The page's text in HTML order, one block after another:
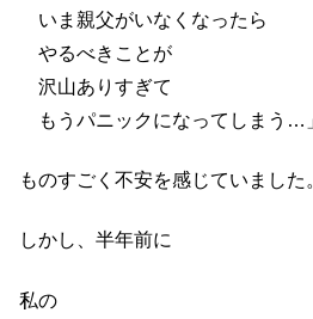
いま親父がいなくなったら
やるべきことが
沢山ありすぎて
もうパニックになってしまう…
ものすごく不安を感じていました
しかし、半年前に
私の